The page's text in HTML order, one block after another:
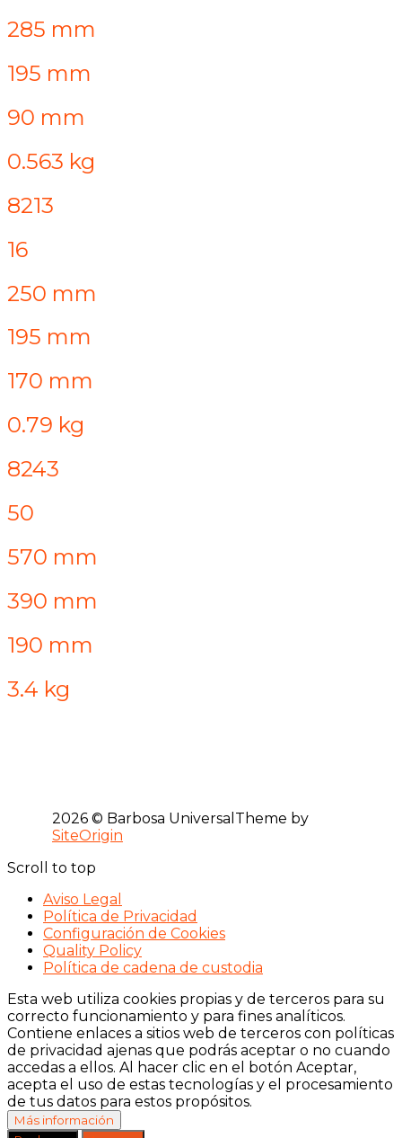
285 mm
195 mm
90 mm
0.563 kg
8213
16
250 mm
195 mm
170 mm
0.79 kg
8243
50
570 mm
390 mm
190 mm
3.4 kg
2026 © Barbosa Universal Theme by
SiteOrigin
Scroll to top
Aviso Legal
Política de Privacidad
Configuración de Cookies
Quality Policy
Política de cadena de custodia
Esta web utiliza cookies propias y de terceros para su
correcto funcionamiento y para fines analíticos.
Contiene enlaces a sitios web de terceros con políticas
de privacidad ajenas que podrás aceptar o no cuando
accedas a ellos. Al hacer clic en el botón Aceptar,
acepta el uso de estas tecnologías y el procesamiento
de tus datos para estos propósitos.
Más información